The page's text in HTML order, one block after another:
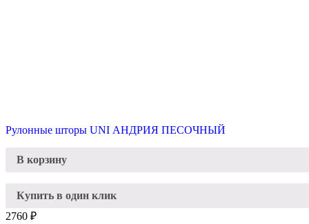
Рулонные шторы UNI АНДРИЯ ПЕСОЧНЫЙ
В корзину
Купить в один клик
2760 ₽